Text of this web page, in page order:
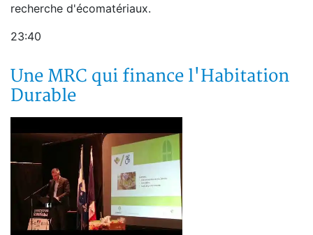
recherche d'écomatériaux.
23:40
Une MRC qui finance l'Habitation
Durable